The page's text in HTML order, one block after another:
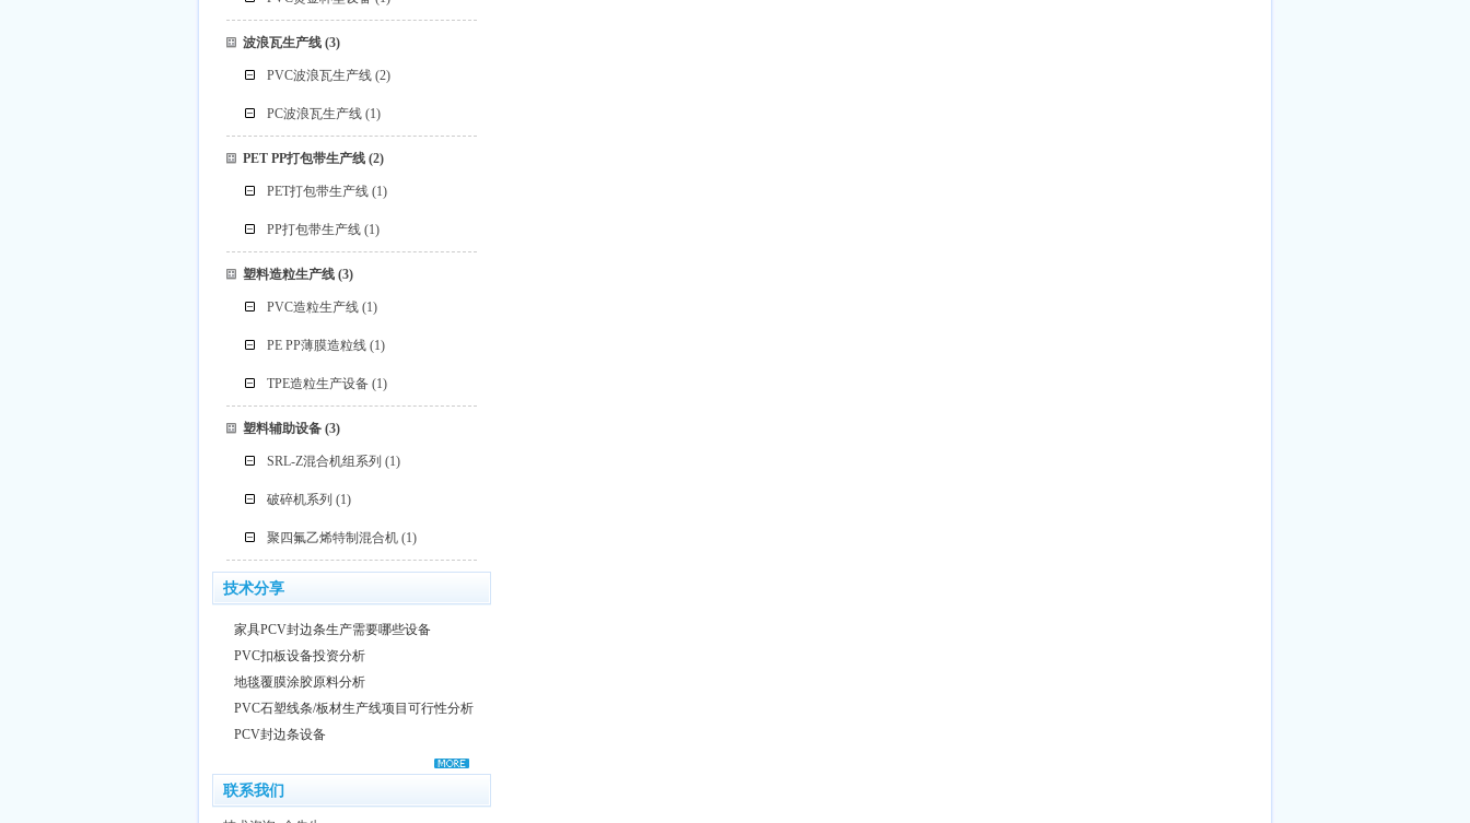
波浪瓦生产线(3)
PVC波浪瓦生产线 (2)
PC波浪瓦生产线 (1)
PET PP打包带生产线(2)
PET打包带生产线 (1)
PP打包带生产线 (1)
塑料造粒生产线(3)
PVC造粒生产线 (1)
PE PP薄膜造粒线 (1)
TPE造粒生产设备 (1)
塑料辅助设备(3)
SRL-Z混合机组系列 (1)
破碎机系列 (1)
聚四氟乙烯特制混合机 (1)
技术分享
家具PCV封边条生产需要哪些设备
PVC扣板设备投资分析
地毯覆膜涂胶原料分析
PVC石塑线条/板材生产线项目可行性分析
PCV封边条设备
联系我们